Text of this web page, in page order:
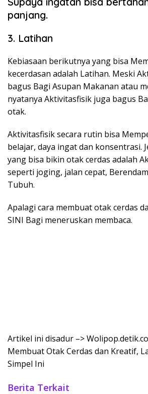
panjang.
3. Latihan
Kebiasaan berikutnya yang bisa
kecerdasan adalah Latihan. Meski
bagus Bagi Asupan Makanan atau
nyatanya Aktivitasfisik juga bagus
otak.
Aktivitasfisik secara rutin bisa
belajar, daya ingat dan konsentrasi.
yang bisa bikin otak cerdas adalah
seperti joging, jalan cepat,
Tubuh.
Apalagi cara membuat otak cerdas
SINI Bagi meneruskan membaca.
Artikel ini disadur –>
Membuat Otak Cerdas dan Kreatif,
Simpel Ini
Berita Terkait